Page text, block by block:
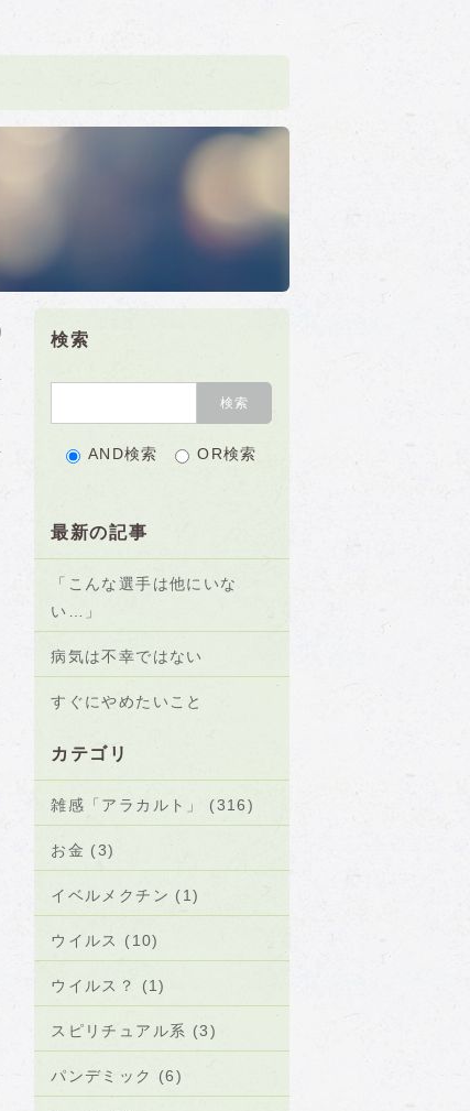
検索
AND検索 OR検索
最新の記事
「こんな選手は他にいな
い…」
病気は不幸ではない
すぐにやめたいこと
カテゴリ
雑感「アラカルト」 (316)
お金 (3)
イベルメクチン (1)
ウイルス (10)
ウイルス？ (1)
スピリチュアル系 (3)
パンデミック (6)